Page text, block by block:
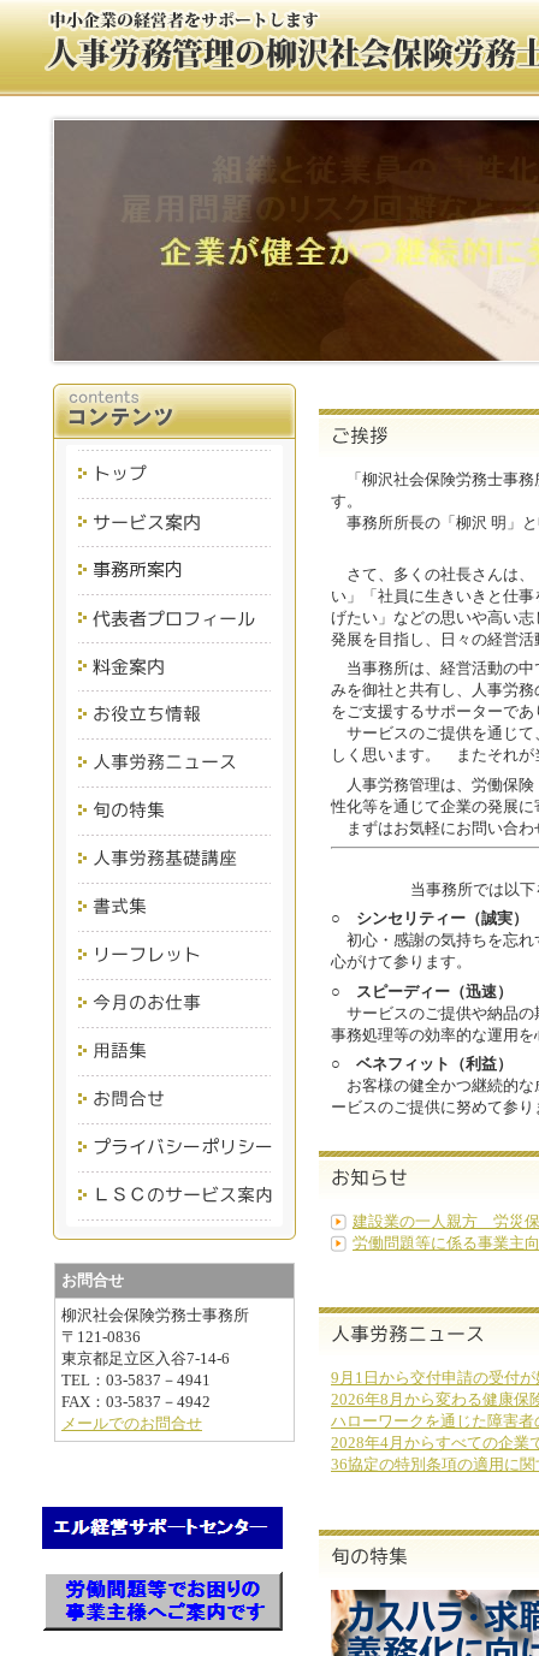
「柳沢社会保険労務士事務
す。
事務所所長の「柳沢 明」
さて、多くの社長さんは、
い」「社員に生きいきと仕
げたい」などの思いや高い
発展を目指し、日々の経営
当事務所は、経営活動の中
みを御社と共有し、人事労
をご支援するサポーターで
サービスのご提供を通じて
しく思います。 またそれが
人事労務管理は、労働保険
性化等を通じて企業の発展
まずはお気軽にお問い合わ
当事務所では以
○ シンセリティー（誠実）
初心・感謝の気持ちを忘れ
心がけて参ります。
○ スピーディー（迅速）
サービスのご提供や納品の
事務処理等の効率的な運用
○ ベネフィット（利益）
お客様の健全かつ継続的な
ービスのご提供に努めて参り
建設業の一人親方 労災
労働問題等に係る事業主
9月1日から交付申請の受付
2026年8月から変わる健康保
ハローワークを通じた障害
2028年4月からすべての企業
36協定の特別条項の適用に
お問合せ
柳沢社会保険労務士事務所
〒121-0836
東京都足立区入谷7-14-6
TEL：03-5837－4941
FAX：03-5837－4942
メールでのお問合せ